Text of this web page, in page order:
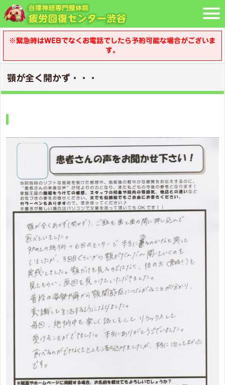
※緊急時はWEBでなくお電話でしたら予約可能な場合がございま
す。
顎が全く開かず・・・